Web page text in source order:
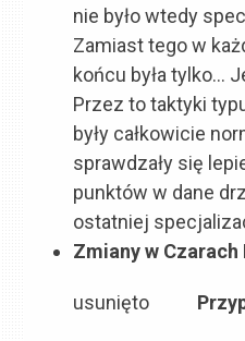
nie było wtedy
Zamiast tego w
końcu była tylko…
Przez to taktyki
były całkowicie
sprawdzały się
punktów w dane
ostatniej
Zmiany w Czarach
usunięto